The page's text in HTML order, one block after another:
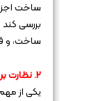
ساخت
بررسی کند
ساخت، و
2. نظارت بر فرآیند تولید در کارخانه
یکی از